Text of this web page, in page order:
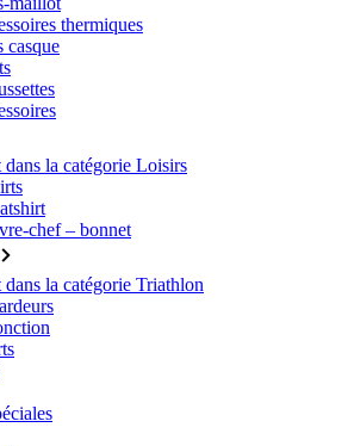
thermiques
casque
dans la catégorie Loisirs
chef – bonnet
dans la catégorie Triathlon